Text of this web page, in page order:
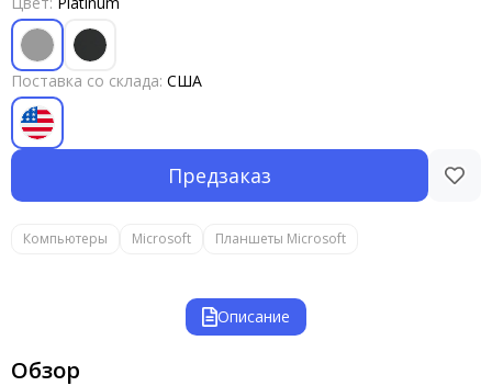
Поставка со склада: США
Предзаказ
Компьютеры Microsoft Планшеты Microsoft
Описание
Обзор